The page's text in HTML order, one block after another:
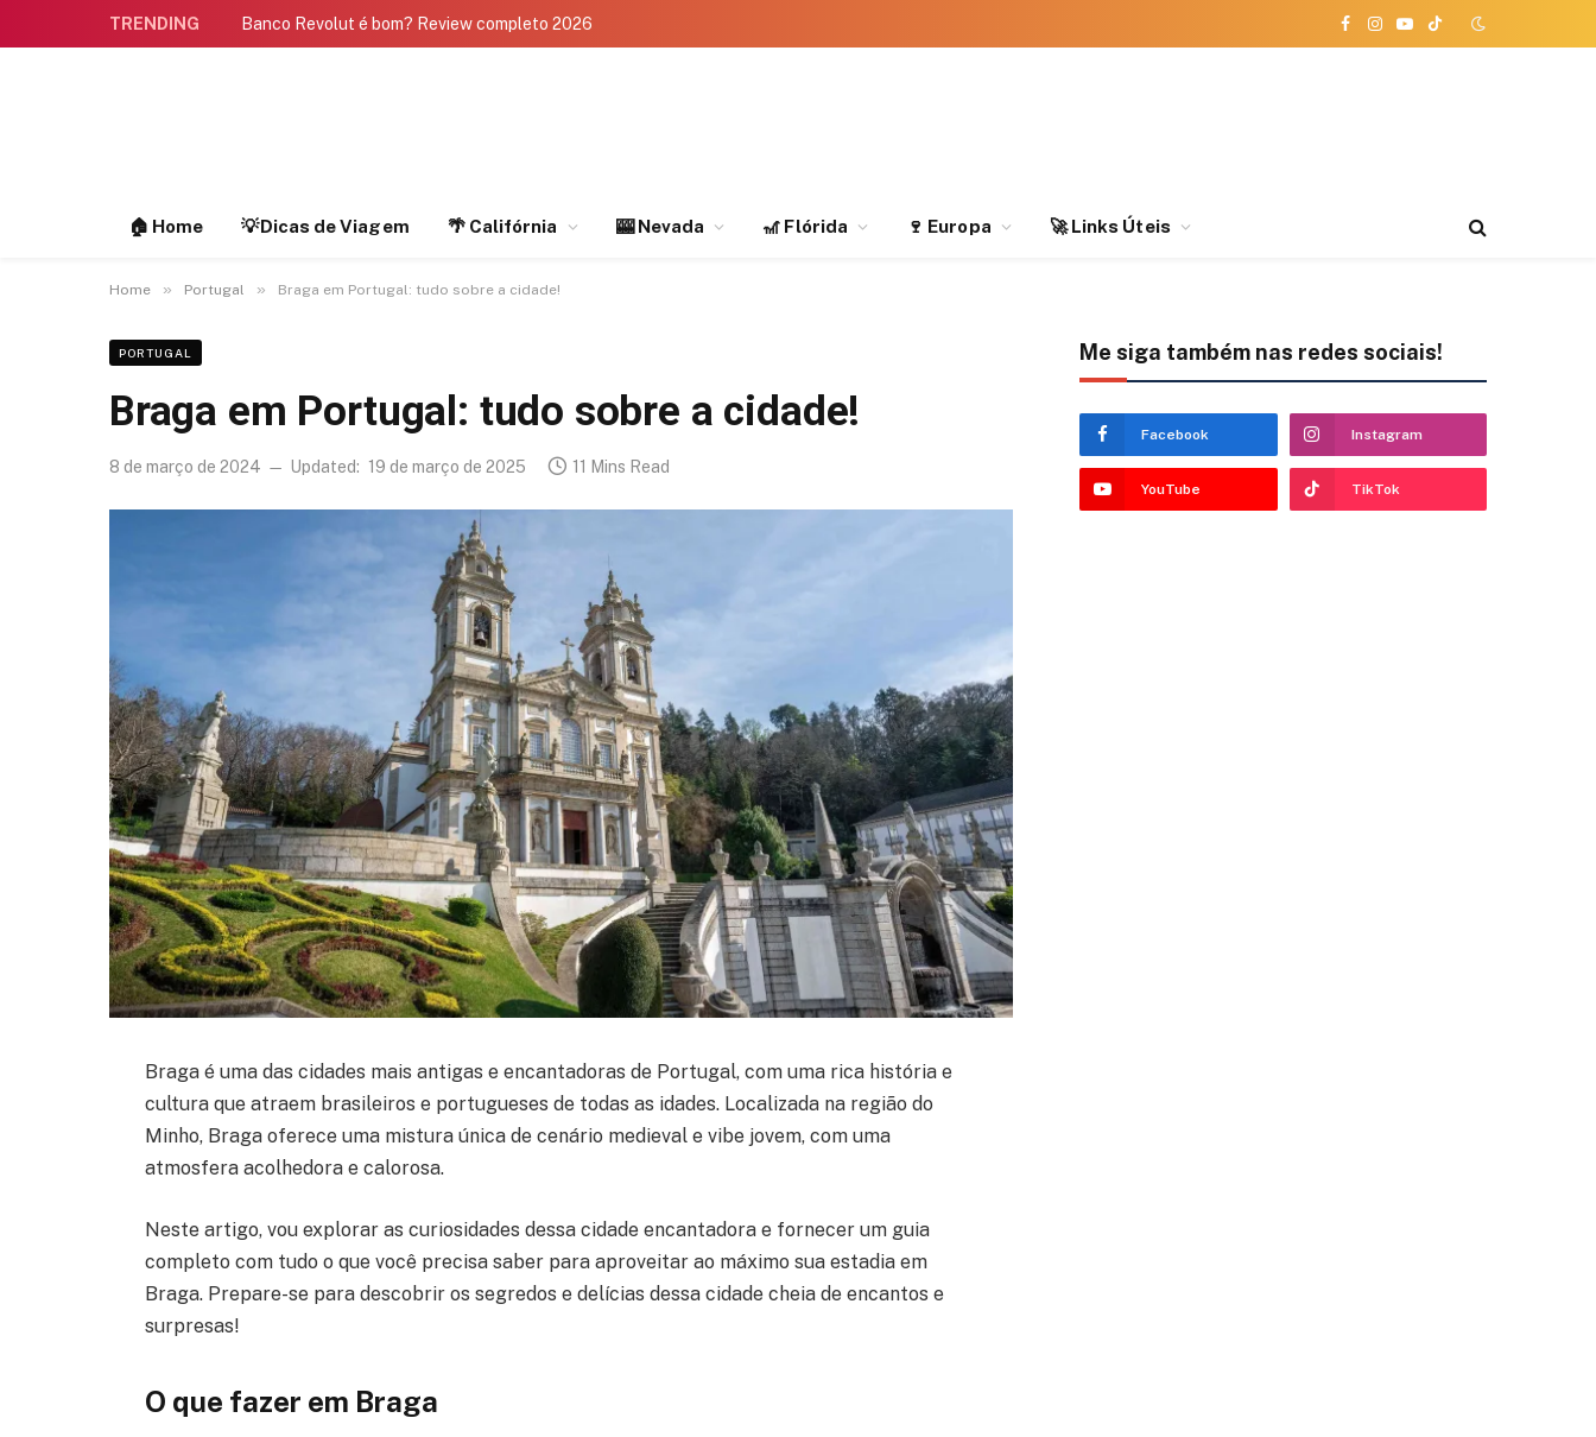
TRENDING Banco Revolut é bom? Review completo 2026
Facebook
Instagram
YouTubeTikTok
🏠 Home 💡Dicas de Viagem 🌴 Califórnia 🎰 Nevada 🎢 Flórida 🍷 Europa 🚀 Links Úteis
Home » Portugal » Braga em Portugal: tudo sobre a cidade!
PORTUGAL
Braga em Portugal: tudo sobre a cidade!
8 de março de 2024 Updated: 19 de março de 2025 11 Mins Read
Braga é uma das cidades mais antigas e encantadoras de Portugal, com uma rica história e
cultura que atraem brasileiros e portugueses de todas as idades. Localizada na região do
Minho, Braga oferece uma mistura única de cenário medieval e vibe jovem, com uma
atmosfera acolhedora e calorosa.
Neste artigo, vou explorar as curiosidades dessa cidade encantadora e fornecer um guia
completo com tudo o que você precisa saber para aproveitar ao máximo sua estadia em
Braga. Prepare-se para descobrir os segredos e delícias dessa cidade cheia de encantos e
surpresas!
O que fazer em Braga
Me siga também nas redes sociais!
Facebook Instagram
YouTube TikTok